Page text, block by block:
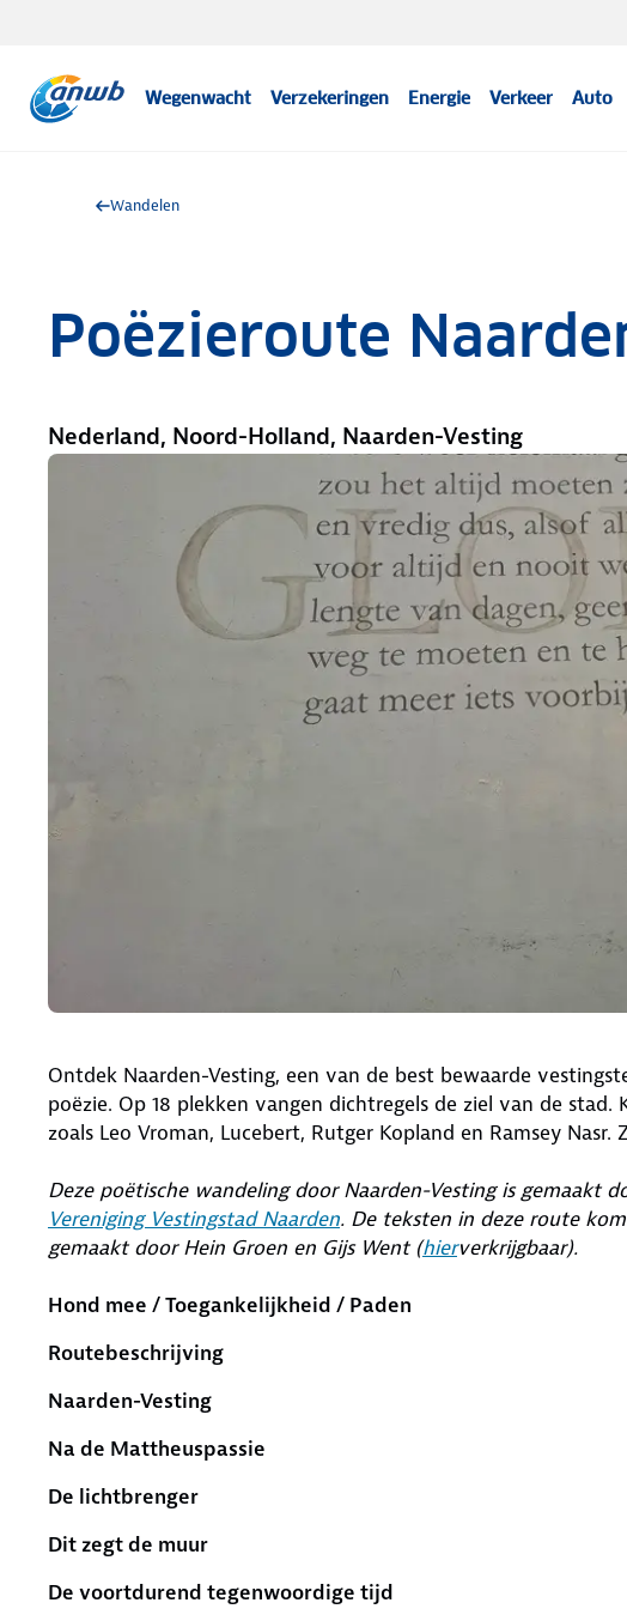
Wegenwacht Verzekeringen Energie Verkeer Auto
Wandelen
Poëzieroute
Nederland, Noord-Holland, Naarden-Vesting
Ontdek Naarden-Vesting, een van de best bewaarde
poëzie. Op 18 plekken vangen dichtregels de ziel van de
zoals Leo Vroman, Lucebert, Rutger Kopland en Ramsey Nasr.
Deze poëtische wandeling door Naarden-Vesting is gemaakt
Vereniging Vestingstad Naarden. De teksten in deze route
gemaakt door Hein Groen en Gijs Went (hierverkrijgbaar).
Hond mee / Toegankelijkheid / Paden
Routebeschrijving
Naarden-Vesting
Na de Mattheuspassie
De lichtbrenger
Dit zegt de muur
De voortdurend tegenwoordige tijd